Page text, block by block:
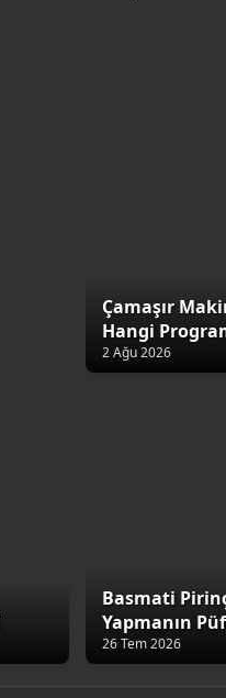
Çamaşır
Hangi
Yıkamalıyız?
2 Ağu 2026
Basmati
Yapmanın
Altın Kural)
26 Tem 2026